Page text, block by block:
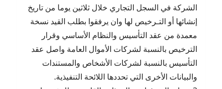
الشركة في السجل التجاري خلال ثلاثين يوما من تاريخ
إنشائها أو التـرخيص لها وان يرفقوا بطلب القيد نسخة
معمدة من عقد التأسيس والنظام الأساسي وقرار
الترخيص بالنسبة لشركات الأموال العامة واصل عقد
التأسيس بالنسبة لشركات الأشخاص والمستندات
والبيانات الأخرى التي تحددها اللائحة التنفيذية.